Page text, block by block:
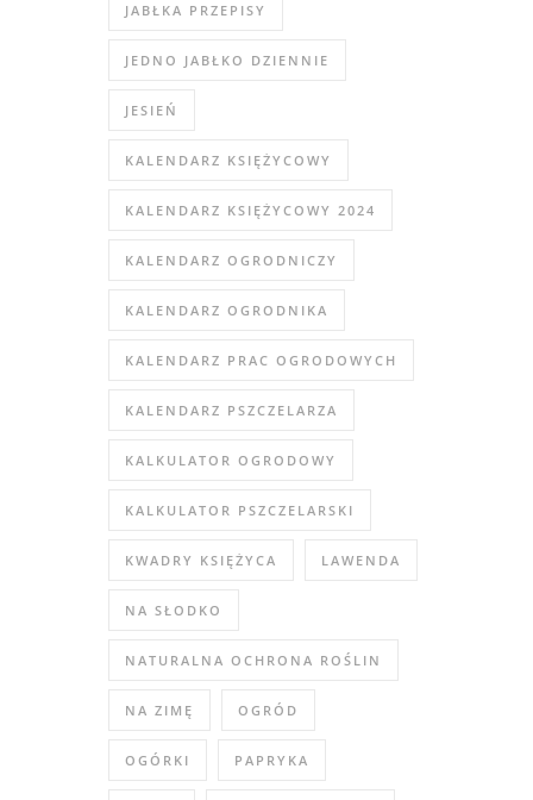
JABŁKA PRZEPISY
JEDNO JABŁKO DZIENNIE
JESIEŃ
KALENDARZ KSIĘŻYCOWY
KALENDARZ KSIĘŻYCOWY 2024
KALENDARZ OGRODNICZY
KALENDARZ OGRODNIKA
KALENDARZ PRAC OGRODOWYCH
KALENDARZ PSZCZELARZA
KALKULATOR OGRODOWY
KALKULATOR PSZCZELARSKI
KWADRY KSIĘŻYCA LAWENDA
NA SŁODKO
NATURALNA OCHRONA ROŚLIN
NA ZIMĘ OGRÓD
OGÓRKI PAPRYKA